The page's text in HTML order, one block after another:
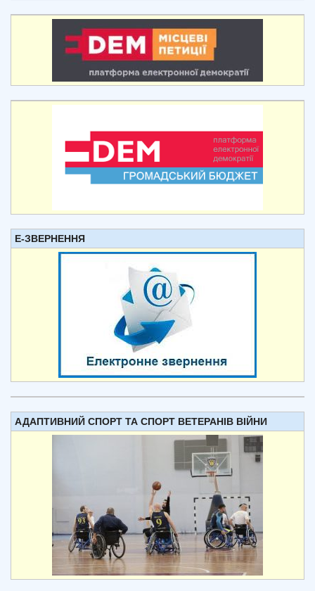
Е-ЗВЕРНЕННЯ
АДАПТИВНИЙ СПОРТ ТА СПОРТ ВЕТЕРАНІВ ВІЙНИ